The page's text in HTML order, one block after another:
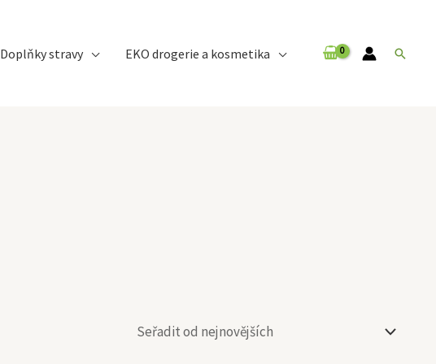
Doplňky stravy EKO drogerie a kosmetika Hledat